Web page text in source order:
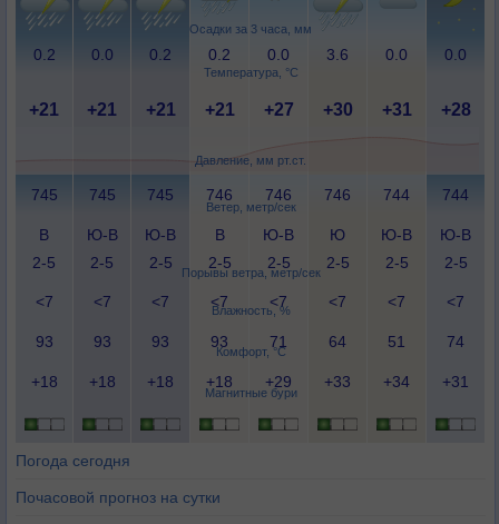
Осадки за 3 часа, мм
Температура, °C
Давление, мм рт.ст.
Ветер, метр/сек
Порывы ветра, метр/сек
Влажность, %
Комфорт, °C
Магнитные бури
0.2 0.0 0.2 0.2 0.0 3.6 0.0 0.0
+21 +21 +21 +21 +27 +30 +31 +28
745 745 745 746 746 746 744 744
В
2-5
Ю-В
2-5
Ю-В
2-5
В
2-5
Ю-В
2-5
Ю
2-5
Ю-В
2-5
Ю-В
2-5
<7 <7 <7 <7 <7 <7 <7 <7
93 93 93 93 71 64 51 74
+18 +18 +18 +18 +29 +33 +34 +31
Погода сегодня
Почасовой прогноз на сутки